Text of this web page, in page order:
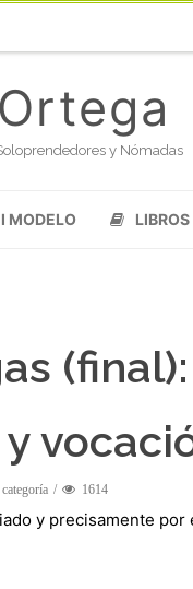
y Nómadas
MODELO LIBROS
1614
y precisamente